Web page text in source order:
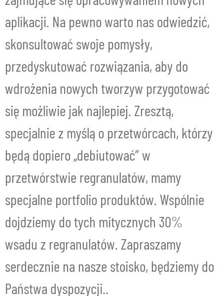
aplikacji. Na pewno warto nas odwiedzić,
skonsultować swoje pomysły,
przedyskutować rozwiązania, aby do
wdrożenia nowych tworzyw przygotować
się możliwie jak najlepiej. Zresztą,
specjalnie z myślą o przetwórcach, którzy
będą dopiero „debiutować” w
przetwórstwie regranulatów, mamy
specjalne portfolio produktów. Wspólnie
dojdziemy do tych mitycznych 30%
wsadu z regranulatów. Zapraszamy
serdecznie na nasze stoisko, będziemy do
Państwa dyspozycji..